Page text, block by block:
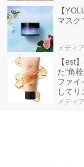
【
マスク
メディ
【est
た“角
ファイ
してリ
メディ